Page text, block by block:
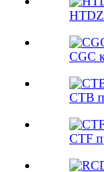
HTDZ
CGC
CTB
CTF